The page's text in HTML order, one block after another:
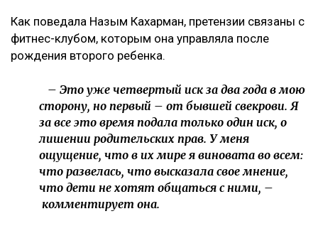
Как поведала Назым Кахарман, претензии связаны с
фитнес-клубом, которым она управляла после
рождения второго ребенка.
– Это уже четвертый иск за два года в мою
сторону, но первый – от бывшей свекрови. Я
за все это время подала только один иск, о
лишении родительских прав. У меня
ощущение, что в их мире я виновата во всем:
что развелась, что высказала свое мнение,
что дети не хотят общаться с ними, –
комментирует она.